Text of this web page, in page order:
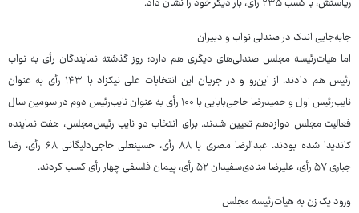
جابه‌جایی اندک در صندلی نواب و دبیران
اما هیات‌رئیسه مجلس صندلی‌های دیگری هم دارد؛ روز گذشته نمایندگان رأی به نواب
رئیس هم دادند. از این‌رو و در جریان این انتخابات علی نیکزاد با ۱۴۳ رأی به عنوان
نایب‌رئیس اول و حمیدرضا حاجی‌بابایی با ۱۰۰ رأی به عنوان نایب‌رئیس دوم در سومین سال
فعالیت مجلس دوازدهم تعیین شدند. برای انتخاب دو نایب رئیس‌مجلس، هفت نماینده
کاندیدا شده بودند. عبدالرضا مصری با ۸۸ رأی، حسینعلی حاجی‌دلیگانی ۶۸ رأی، رضا
جباری ۵۷ رأی، علیرضا منادی‌سفیدان ۵۲ رأی، پیمان فلسفی چهار رأی کسب کردند.
ورود یک زن به هیات‌رئیسه مجلس